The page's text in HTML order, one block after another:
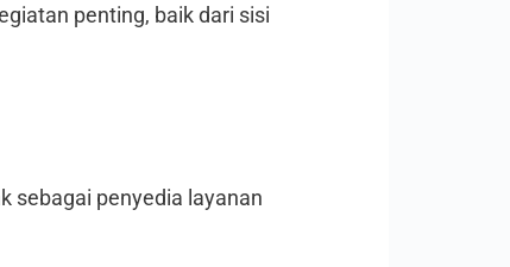
penting, baik dari sisi
sebagai penyedia layanan